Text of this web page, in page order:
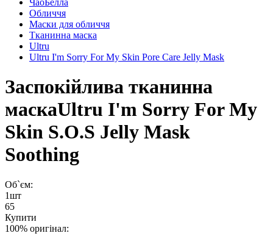
ЧаоБелла
Обличчя
Маски для обличчя
Тканинна маска
Ultru
Ultru I'm Sorry For My Skin Pore Care Jelly Mask
Заспокійлива тканинна
маскаUltru I'm Sorry For My
Skin S.O.S Jelly Mask
Soothing
Об`єм:
1шт
65
Купити
100% оригінал: